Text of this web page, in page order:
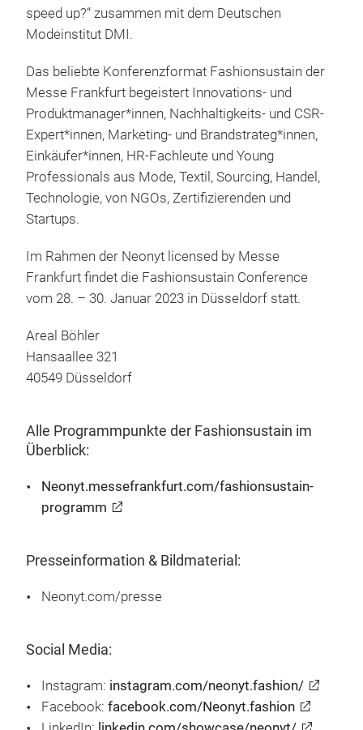
speed up?“ zusammen mit dem Deutschen
Modeinstitut DMI.
Das beliebte Konferenzformat Fashionsustain der
Messe Frankfurt begeistert Innovations- und
Produktmanager*innen, Nachhaltigkeits- und CSR-
Expert*innen, Marketing- und Brandstrateg*innen,
Einkäufer*innen, HR-Fachleute und Young
Professionals aus Mode, Textil, Sourcing, Handel,
Technologie, von NGOs, Zertifizierenden und
Startups.
Im Rahmen der Neonyt licensed by Messe
Frankfurt findet die Fashionsustain Conference
vom 28. – 30. Januar 2023 in Düsseldorf statt.
Areal Böhler
Hansaallee 321
40549 Düsseldorf
Alle Programmpunkte der Fashionsustain im
Überblick:
Neonyt.messefrankfurt.com/fashionsustain-
programm
Presseinformation & Bildmaterial:
Neonyt.com/presse
Social Media:
Instagram: instagram.com/neonyt.fashion/
Facebook: facebook.com/Neonyt.fashion